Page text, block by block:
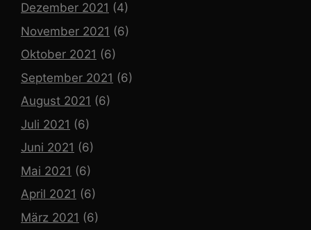
Dezember 2021 (4)
November 2021 (6)
Oktober 2021 (6)
September 2021 (6)
August 2021 (6)
Juli 2021 (6)
Juni 2021 (6)
Mai 2021 (6)
April 2021 (6)
März 2021 (6)